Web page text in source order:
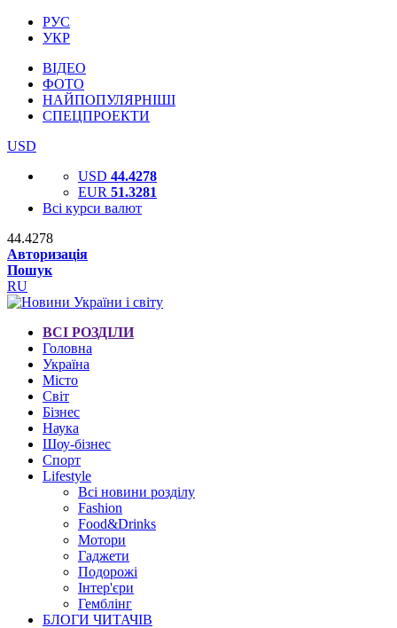
РУС
УКР
ВІДЕО
ФОТО
НАЙПОПУЛЯРНІШІ
СПЕЦПРОЕКТИ
USD
USD 44.4278
EUR 51.3281
Всі курси валют
44.4278
Авторизація
Пошук
RU
ВСІ РОЗДІЛИ
Головна
Україна
Місто
Світ
Бізнес
Наука
Шоу-бізнес
Спорт
Lifestyle
Всі новини розділу
Fashion
Food&Drinks
Мотори
Гаджети
Подорожі
Інтер'єри
Гемблінг
БЛОГИ ЧИТАЧІВ